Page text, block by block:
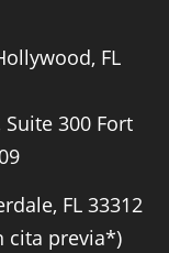
FL
Suite 300 Fort
FL 33312
cita previa*)